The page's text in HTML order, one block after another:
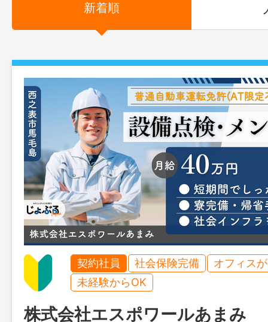
新着順
契約社員 社会保険完備
オフィス
未経験からOK
株式会社エスポワールあまみ